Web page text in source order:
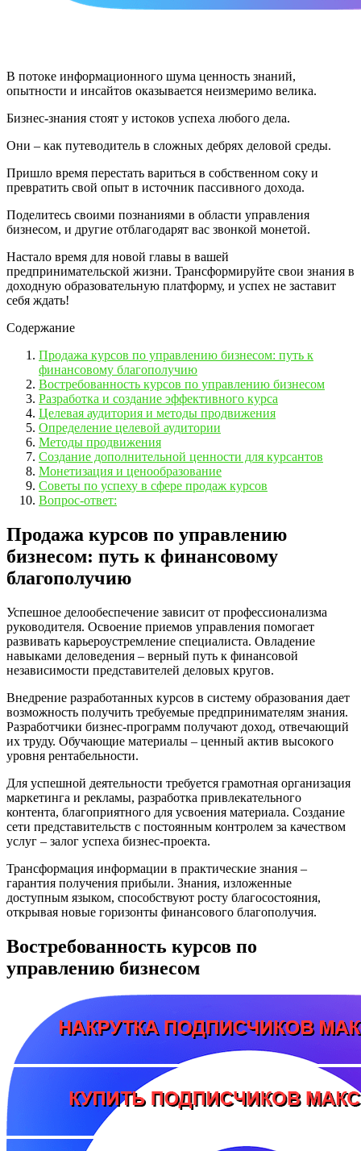
В потоке информационного шума ценность знаний,
опытности и инсайтов оказывается неизмеримо велика.
Бизнес-знания стоят у истоков успеха любого дела.
Они – как путеводитель в сложных дебрях деловой среды.
Пришло время перестать вариться в собственном соку и
превратить свой опыт в источник пассивного дохода.
Поделитесь своими познаниями в области управления
бизнесом, и другие отблагодарят вас звонкой монетой.
Настало время для новой главы в вашей
предпринимательской жизни. Трансформируйте свои знания в
доходную образовательную платформу, и успех не заставит
себя ждать!
Содержание
Продажа курсов по управлению бизнесом: путь к
финансовому благополучию
Востребованность курсов по управлению бизнесом
Разработка и создание эффективного курса
Целевая аудитория и методы продвижения
Определение целевой аудитории
Методы продвижения
Создание дополнительной ценности для курсантов
Монетизация и ценообразование
Советы по успеху в сфере продаж курсов
Вопрос-ответ:
Продажа курсов по управлению
бизнесом: путь к финансовому
благополучию
Успешное делообеспечение зависит от профессионализма
руководителя. Освоение приемов управления помогает
развивать карьероустремление специалиста. Овладение
навыками деловедения – верный путь к финансовой
независимости представителей деловых кругов.
Внедрение разработанных курсов в систему образования дает
возможность получить требуемые предпринимателям знания.
Разработчики бизнес-программ получают доход, отвечающий
их труду. Обучающие материалы – ценный актив высокого
уровня рентабельности.
Для успешной деятельности требуется грамотная организация
маркетинга и рекламы, разработка привлекательного
контента, благоприятного для усвоения материала. Создание
сети представительств с постоянным контролем за качеством
услуг – залог успеха бизнес-проекта.
Трансформация информации в практические знания –
гарантия получения прибыли. Знания, изложенные
доступным языком, способствуют росту благосостояния,
открывая новые горизонты финансового благополучия.
Востребованность курсов по
управлению бизнесом